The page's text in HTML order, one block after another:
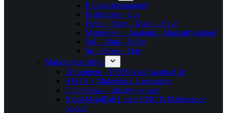
Biologi-laboratoriet
Elektricitet – Lys
Hede – Skov – Mark – Have
Mennesket – Anatomi – Humanfysiologi
Sol – Vind – Miljø
Sø – Mose – Hav
Makerspace udstyr
3D printere – PRUSA og Bambu Lab
AEON + Makeblock lasercuttere
ChompSaw – din nye papsav
Xtool MetalFab Laser+CNC & Makerspace
pakker